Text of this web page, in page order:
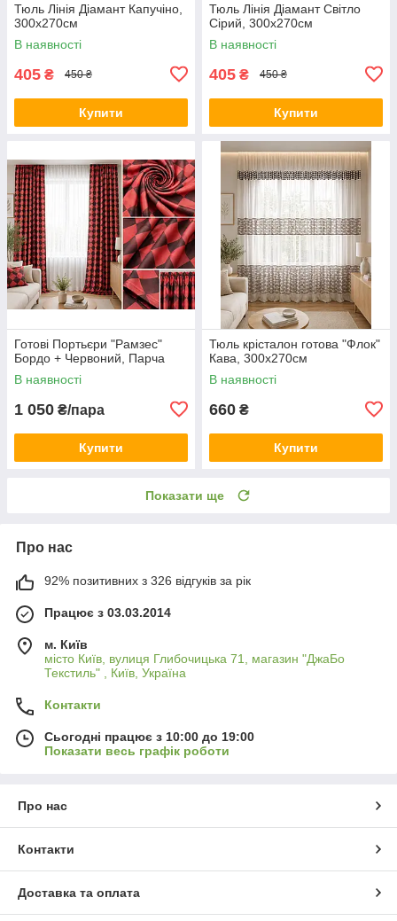
Тюль Лінія Діамант Капучіно,
300х270см
В наявності
405 ₴ 450 ₴
Купити
Тюль Лінія Діамант Світло
Сірий, 300х270см
В наявності
405 ₴ 450 ₴
Купити
Готові Портьєри "Рамзес"
Бордо + Червоний, Парча
В наявності
1 050 ₴/пара
Купити
Тюль крісталон готова "Флок"
Кава, 300х270см
В наявності
660 ₴
Купити
Показати ще
Про нас
92% позитивних з 326 відгуків за рік
Працює з 03.03.2014
м. Київ
місто Київ, вулиця Глибочицька 71, магазин "ДжаБо
Текстиль" , Київ, Україна
Контакти
Сьогодні працює з 10:00 до 19:00
Показати весь графік роботи
Про нас
Контакти
Доставка та оплата